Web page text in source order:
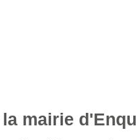
mairie